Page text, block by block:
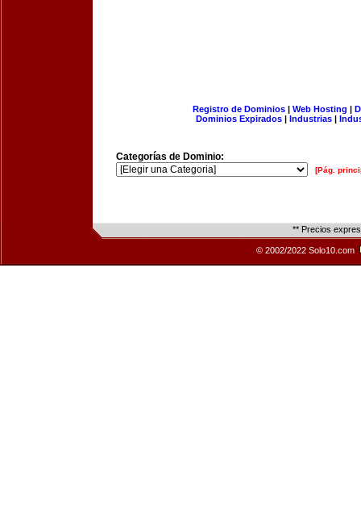
Registro de Dominios| Web Hosting |
Dominios Expirados | Industrias |
Categorías de Dominio:
[Pág.
** Precios
© 2002/2022 Solo10.com